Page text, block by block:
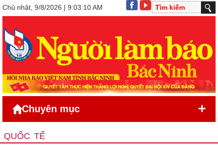
Chủ nhật, 9/8/2026 | 9:03:10 AM
Chuyên mục +
QUỐC TẾ